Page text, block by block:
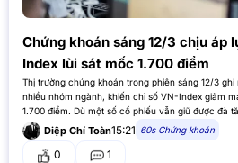
Chứng khoán sáng 12/3 chịu áp
Index lùi sát mốc 1.700 điểm
Thị trường chứng khoán trong phiên sáng 12/3
nhiều nhóm ngành, khiến chỉ số VN-Index giảm
1.700 điểm. Dù một số cổ phiếu vẫn giữ được đà
của…Diệp Chí Toàn15:21 60s Chứng khoán
0 1